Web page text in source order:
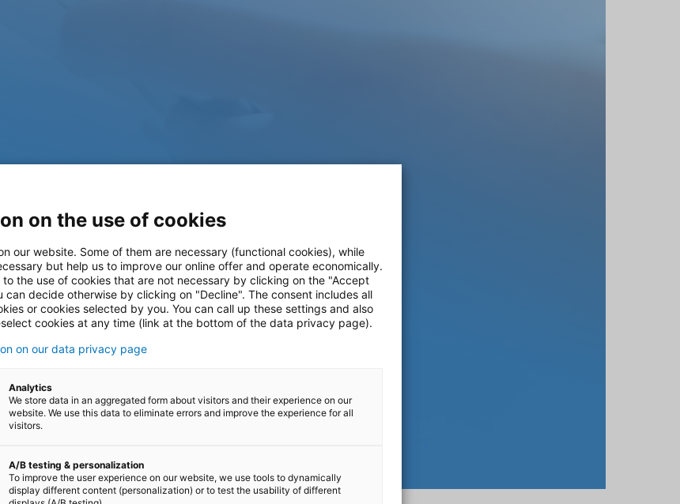
on the use of cookies
our website. Some of them are necessary (functional cookies), while
but help us to improve our online offer and operate economically.
to the use of cookies that are not necessary by clicking on the "Accept
can decide otherwise by clicking on "Decline". The consent includes all
or cookies selected by you. You can call up these settings and also
cookies at any time (link at the bottom of the data privacy page).
on our data privacy page
Analytics
We store data in an aggregated form about visitors and their experience on our
website. We use this data to eliminate errors and improve the experience for all
visitors.
A/B testing & personalization
To improve the user experience on our website, we use tools to dynamically
display different content (personalization) or to test the usability of different